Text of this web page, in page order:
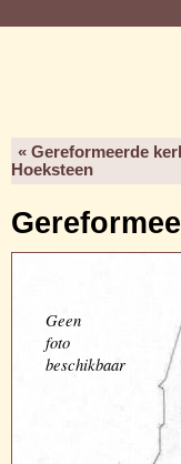
« Gereformeerde
Hoeksteen
Geen
foto
beschikbaar